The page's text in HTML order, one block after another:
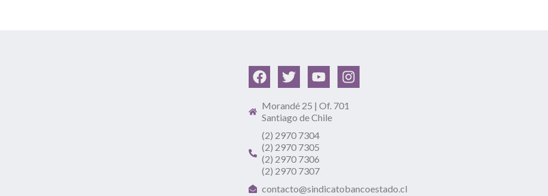
Morandé 25 | Of. 701
Santiago de Chile
(2) 2970 7304
(2) 2970 7305
(2) 2970 7306
(2) 2970 7307
contacto@sindicatobancoestado.cl